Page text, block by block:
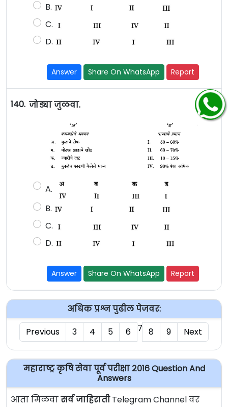
B.
C.
D.
Answer Share On WhatsApp Report
140. जोड्या जुळवा.
A.
B.
C.
D.
Answer Share On WhatsApp Report
अधिक प्रश्न पुढील पेजवर:
Previous
3 4 5 6 7 8 9 Next
महाराष्ट्र कृषि सेवा पूर्व परीक्षा २०१६ Question And
Answers
आता मिळवासर्व जाहिरातीTelegram Channel वर